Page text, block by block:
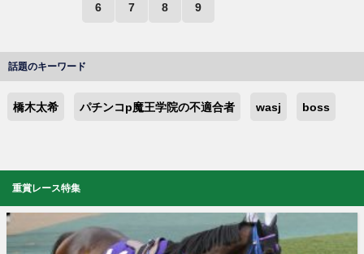
6 7 8 9
話題のキーワード
橋木太希 パチンコp魔王学院の不適合者 wasj boss
重賞レース特集